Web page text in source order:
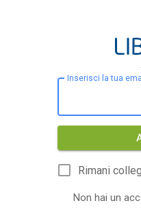
Inserisci la tua
Rimani
Non hai un